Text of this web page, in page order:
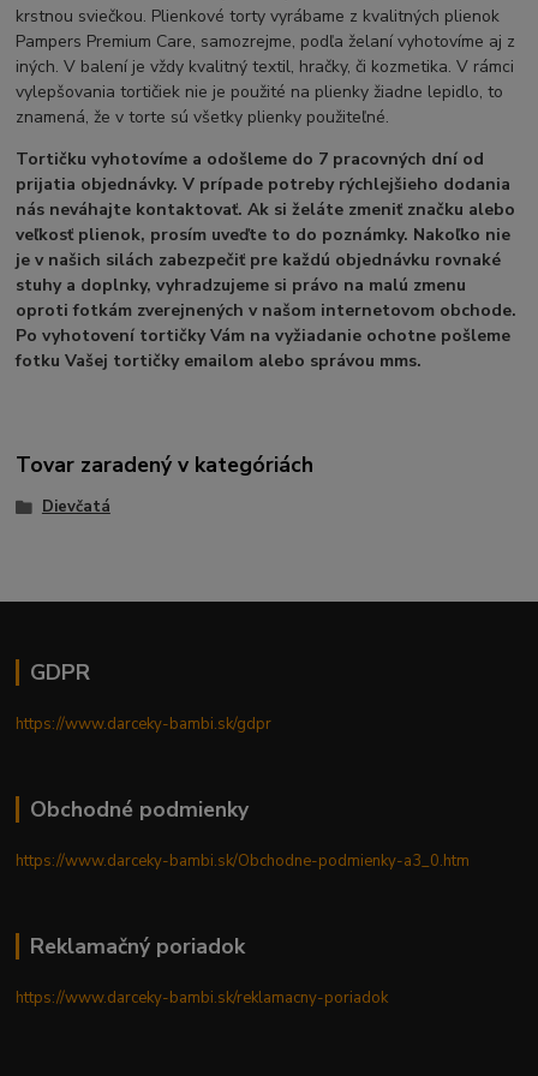
krstnou sviečkou. Plienkové torty vyrábame z kvalitných plienok
Pampers Premium Care, samozrejme, podľa želaní vyhotovíme aj z
iných. V balení je vždy kvalitný textil, hračky, či kozmetika. V rámci
vylepšovania tortičiek nie je použité na plienky žiadne lepidlo, to
znamená, že v torte sú všetky plienky použiteľné.
Tortičku vyhotovíme a odošleme do 7 pracovných dní od
prijatia objednávky. V prípade potreby rýchlejšieho dodania
nás neváhajte kontaktovať. Ak si želáte zmeniť značku alebo
veľkosť plienok, prosím uveďte to do poznámky. Nakoľko nie
je v našich silách zabezpečiť pre každú objednávku rovnaké
stuhy a doplnky, vyhradzujeme si právo na malú zmenu
oproti fotkám zverejnených v našom internetovom obchode.
Po vyhotovení tortičky Vám na vyžiadanie ochotne pošleme
fotku Vašej tortičky emailom alebo správou mms.
Tovar zaradený v kategóriách
Dievčatá
GDPR
https://www.darceky-bambi.sk/gdpr
Obchodné podmienky
https://www.darceky-bambi.sk/Obchodne-podmienky-a3_0.htm
Reklamačný poriadok
https://www.darceky-bambi.sk/reklamacny-poriadok